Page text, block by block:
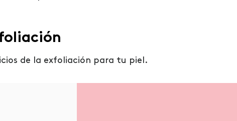
de la exfoliación para tu piel.